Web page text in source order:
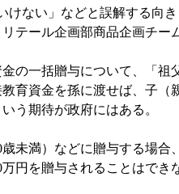
けない」などと誤解する向
テール企画部商品企画チー
の一括贈与について、「祖
育資金を孫に渡せば、子
う期待が政府にはある。
未満）などに贈与する場合
円を贈与されることはで